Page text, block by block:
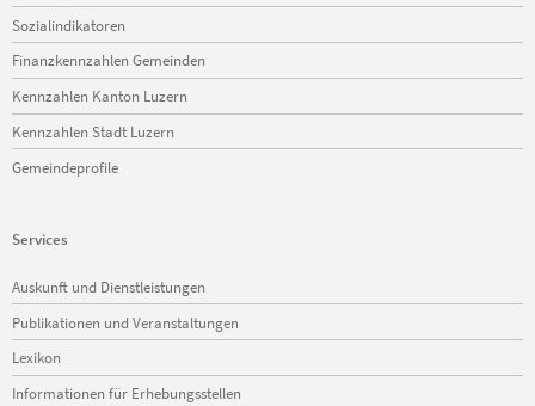
Sozialindikatoren
Finanzkennzahlen Gemeinden
Kennzahlen Kanton Luzern
Kennzahlen Stadt Luzern
Gemeindeprofile
Services
Navigation
überspringen
Auskunft und Dienstleistungen
Publikationen und Veranstaltungen
Lexikon
Informationen für Erhebungsstellen